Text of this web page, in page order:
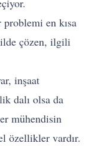
en kısa
çözen, ilgili
inşaat
dalı olsa da
mühendisin
özellikler vardır.